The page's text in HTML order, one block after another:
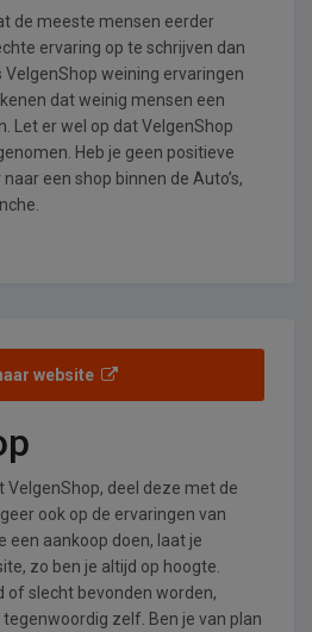
de meeste mensen eerder
ervaring op te schrijven dan
VelgenShop weining ervaringen
dat weinig mensen een
Let er wel op dat VelgenShop
Heb je geen positieve
een shop binnen de Auto’s,
website
VelgenShop, deel deze met de
ook op de ervaringen van
een aankoop doen, laat je
zo ben je altijd op hoogte.
of slecht bevonden worden,
zelf. Ben je van plan